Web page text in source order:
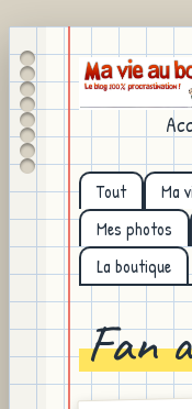
Tout Ma
Mes photos
La boutique
Fan